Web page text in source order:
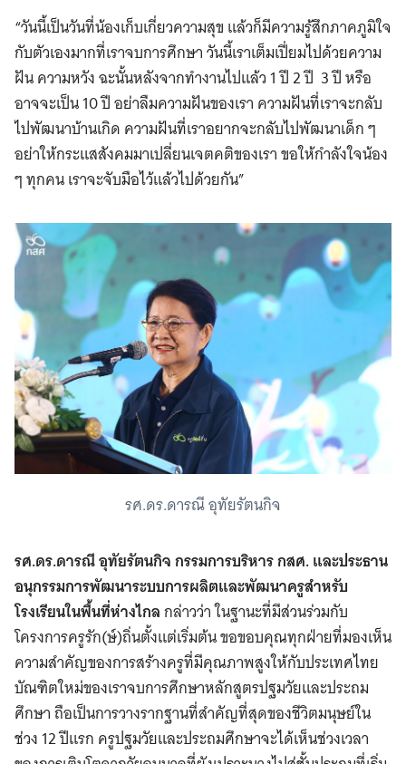
“วันนี้เป็นวันที่น้องเก็บเกี่ยวความสุข แล้วก็มีความรู้สึกภาคภูมิใจ
กับตัวเองมากที่เราจบการศึกษา วันนี้เราเต็มเปี่ยมไปด้วยความ
ฝัน ความหวัง ฉะนั้นหลังจากทำงานไปแล้ว 1 ปี 2 ปี 3 ปี หรือ
อาจจะเป็น 10 ปี อย่าลืมความฝันของเรา ความฝันที่เราจะกลับ
ไปพัฒนาบ้านเกิด ความฝันที่เราอยากจะกลับไปพัฒนาเด็ก ๆ
อย่าให้กระแสสังคมมาเปลี่ยนเจตคติของเรา ขอให้กำลังใจน้อง
ๆ ทุกคน เราจะจับมือไว้แล้วไปด้วยกัน”
รศ.ดร.ดารณี อุทัยรัตนกิจ
รศ.ดร.ดารณี อุทัยรัตนกิจ กรรมการบริหาร กสศ. และประธาน
อนุกรรมการพัฒนาระบบการผลิตและพัฒนาครูสำหรับ
โรงเรียนในพื้นที่ห่างไกลกล่าวว่า ในฐานะที่มีส่วนร่วมกับ
โครงการครูรัก(ษ์)ถิ่นตั้งแต่เริ่มต้น ขอขอบคุณทุกฝ่ายที่มองเห็น
ความสำคัญของการสร้างครูที่มีคุณภาพสูงให้กับประเทศไทย
บัณฑิตใหม่ของเราจบการศึกษาหลักสูตรปฐมวัยและประถม
ศึกษา ถือเป็นการวางรากฐานที่สำคัญที่สุดของชีวิตมนุษย์ใน
ช่วง 12 ปีแรก ครูปฐมวัยและประถมศึกษาจะได้เห็นช่วงเวลา